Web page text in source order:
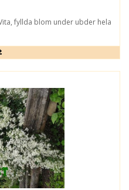
fyllda blom under ubder hela